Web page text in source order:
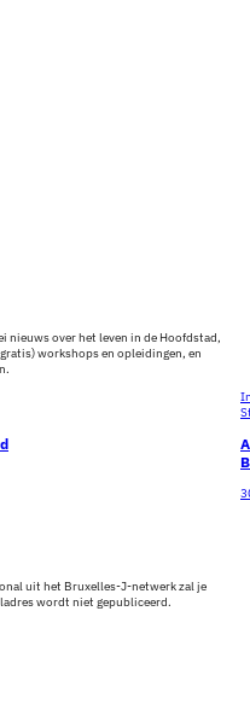
nieuws over het leven in de Hoofdstad,
workshops en opleidingen, en
uit het Bruxelles-J-netwerk zal je
wordt niet gepubliceerd.